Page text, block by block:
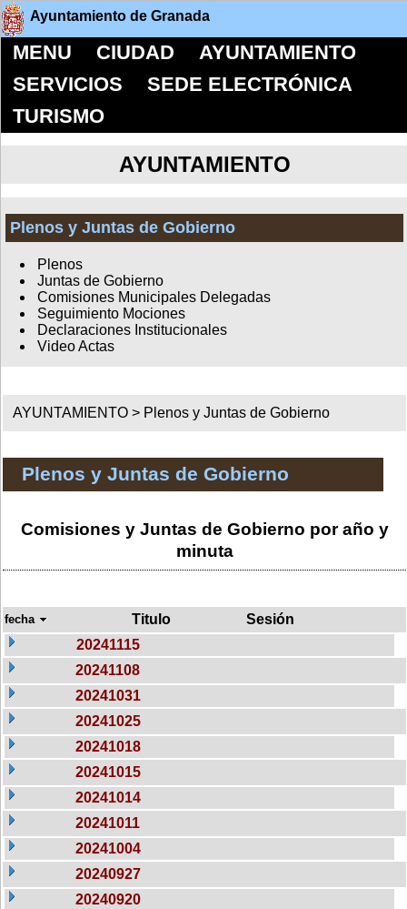
Ayuntamiento de Granada
MENU CIUDAD
AYUNTAMIENTO
SERVICIOS
SEDE ELECTRÓNICA
TURISMO
AYUNTAMIENTO
Plenos y Juntas de Gobierno
Plenos
Juntas de Gobierno
Comisiones Municipales Delegadas
Seguimiento Mociones
Declaraciones Institucionales
Video Actas
AYUNTAMIENTO > Plenos y Juntas de Gobierno
Plenos y Juntas de Gobierno
Comisiones y Juntas de Gobierno por año y
minuta
fecha Titulo
Sesión
20241115
20241108
20241031
20241025
20241018
20241015
20241014
20241011
20241004
20240927
20240920